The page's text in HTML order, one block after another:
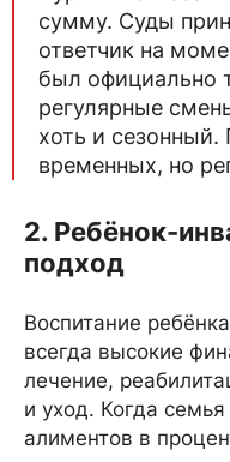
сумму. Суды
ответчик на
был официально
регулярные
хоть и сезонный.
временных, но
2. Ребёнок-
подход
Воспитание
всегда высокие
лечение,
и уход. Когда
алиментов в